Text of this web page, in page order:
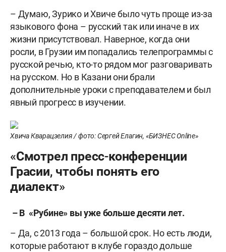
– Думаю, Зурико и Хвиче было чуть проще из-за
языкового фона – русский так или иначе в их
жизни присутствовал. Наверное, когда они
росли, в Грузии им попадались телепрограммы с
русской речью, кто-то рядом мог разговаривать
на русском. Но в Казани они брали
дополнительные уроки с преподавателем и был
явный прогресс в изучении.
Хвича Кварацзелия / фото: Сергей Елагин, «БИЗНЕС Online»
«Смотрел пресс-конференции
Грасии, чтобы понять его
диалект»
– В «Рубине» вы уже больше десяти лет.
– Да, с 2013 года – большой срок. Но есть люди,
которые работают в клубе гораздо дольше